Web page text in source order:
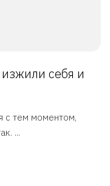
себя и
с тем моментом,
...